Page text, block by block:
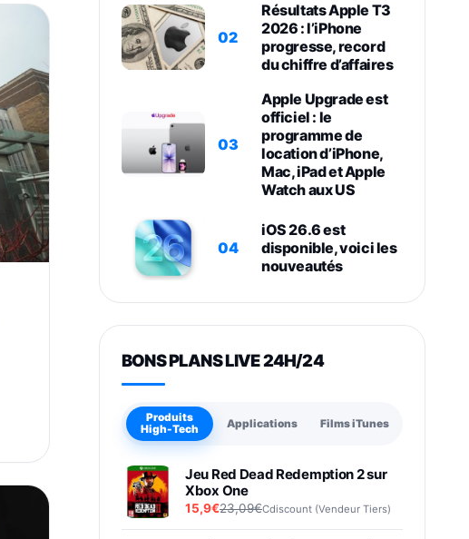
02
Résultats Apple T3
2026 : l’iPhone
progresse, record
du chiffre d’affaires
03
Apple Upgrade est
officiel : le
programme de
location d’iPhone,
Mac, iPad et Apple
Watch aux US
04
iOS 26.6 est
disponible, voici les
nouveautés
BONS PLANS LIVE 24H/24
Produits
High-Tech
Applications Films iTunes
Jeu Red Dead Redemption 2 sur
Xbox One
15,9€23,09€Cdiscount (Vendeur Tiers)